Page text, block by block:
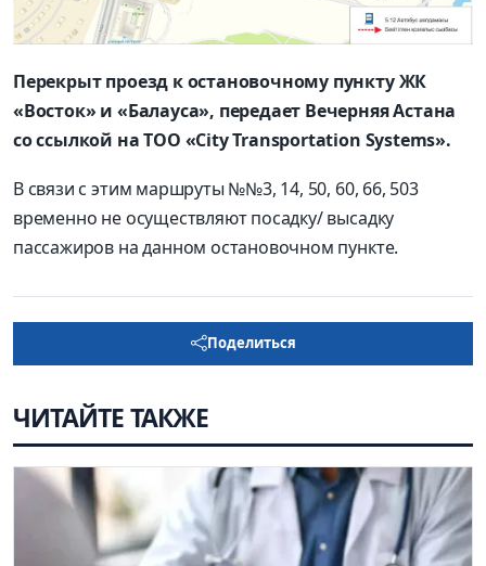
Перекрыт проезд к остановочному пункту ЖК
«Восток» и «Балауса», передает Вечерняя Астана
со ссылкой на ТОО «City Transportation Systems».
В связи с этим маршруты №№3, 14, 50, 60, 66, 503
временно не осуществляют посадку/ высадку
пассажиров на данном остановочном пункте.
Поделиться
ЧИТАЙТЕ ТАКЖЕ